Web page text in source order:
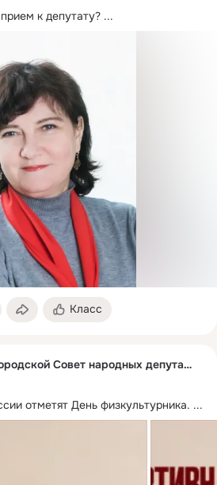
к депутату? ...
Класс
Новокузнецкий городской Совет народных депутатов
отметят День физкультурника. ...